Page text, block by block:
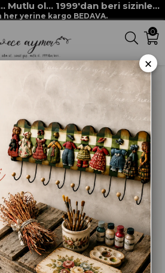
Mutlu ol... 1999'dan beri sizinle...
yerine kargo BEDAVA.
0
DEKORATİF SERVİS PEÇETELERİ
×